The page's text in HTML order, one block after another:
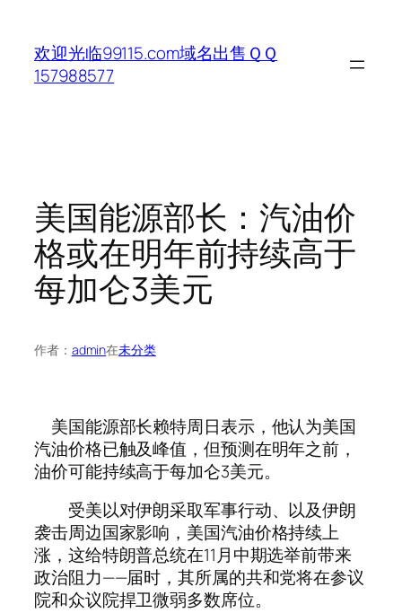
欢迎光临99115.com域名出售ＱＱ
157988577
美国能源部长：汽油价
格或在明年前持续高于
每加仑3美元
作者： admin在未分类
美国能源部长赖特周日表示，他认为美国
汽油价格已触及峰值，但预测在明年之前，
油价可能持续高于每加仑3美元。
受美以对伊朗采取军事行动、以及伊朗
袭击周边国家影响，美国汽油价格持续上
涨，这给特朗普总统在11月中期选举前带来
政治阻力——届时，其所属的共和党将在参议
院和众议院捍卫微弱多数席位。